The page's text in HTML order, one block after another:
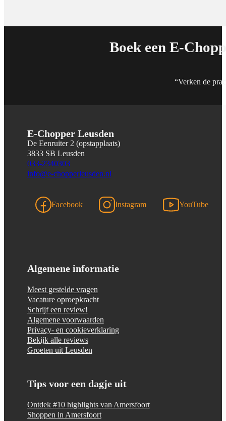
Boek een E-
“Verken de
E-Chopper Leusden
De Eenruiter 2 (opstapplaats)
3833 SB Leusden
033-2340303
info@e-chopperleusden.nl
Facebook Instagram YouTube
Algemene informatie
Meest gestelde vragen
Vacature oproepkracht
Schrijf een review!
Algemene voorwaarden
Privacy- en cookieverklaring
Bekijk alle reviews
Groeten uit Leusden
Tips voor een dagje uit
Ontdek #10 highlights van Amersfoort
Shoppen in Amersfoort